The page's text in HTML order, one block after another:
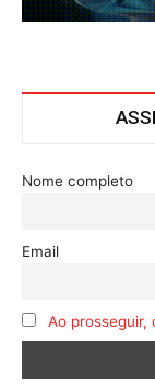
Nome completo
Email
Ao prosseguir,